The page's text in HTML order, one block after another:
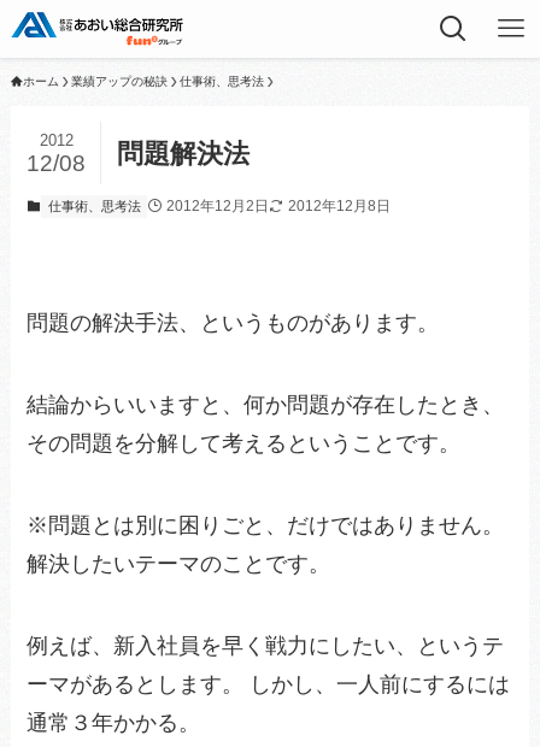
ホーム 業績アップの秘訣 仕事術、思考法
問題解決法
2012
12/08
仕事術、思考法 2012年12月2日 2012年12月8日
問題の解決手法、というものがあります。
結論からいいますと、何か問題が存在したとき、
その問題を分解して考えるということです。
※問題とは別に困りごと、だけではありません。
解決したいテーマのことです。
例えば、新入社員を早く戦力にしたい、というテ
ーマがあるとします。 しかし、一人前にするには
通常３年かかる。